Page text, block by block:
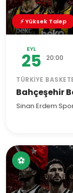
⚡ Yüksek Talep
EYL
25 20:00
TÜRKIYE
Bahçeşehir
Sinan Erdem
⚽